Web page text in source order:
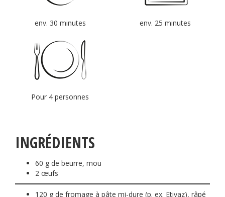
env. 30 minutes env. 25 minutes
Pour 4 personnes
INGRÉDIENTS
60 g de beurre, mou
2 œufs
120 g de fromage à pâte mi-dure (p. ex. Etivaz), râpé